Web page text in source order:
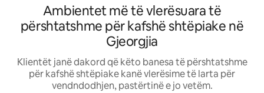
Ambientet më të vlerësuara të
përshtatshme për kafshë shtëpiake në
Gjeorgjia
Klientët janë dakord që këto banesa të përshtatshme
për kafshë shtëpiake kanë vlerësime të larta për
vendndodhjen, pastërtinë e jo vetëm.